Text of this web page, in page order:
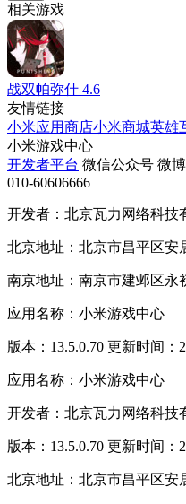
相关游戏
战双帕弥什 4.6
友情链接
小米应用商店小米商城英雄
小米游戏中心
开发者平台 微信公众号 微
010-60606666
开发者：北京瓦力网络科技
北京地址：北京市昌平区安
南京地址：南京市建邺区永
应用名称：小米游戏中心
版本：13.5.0.70 更新时间：
应用名称：小米游戏中心
开发者：北京瓦力网络科技
版本：13.5.0.70 更新时间：
北京地址：北京市昌平区安